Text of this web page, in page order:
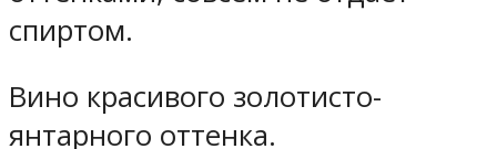
спиртом.
Вино красивого золотисто-
янтарного оттенка.